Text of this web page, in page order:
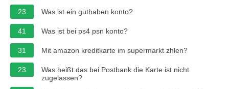
23 Was ist ein guthaben konto?
41 Was ist bei ps4 psn konto?
31 Mit amazon kreditkarte im supermarkt zhlen?
23
Was heißt das bei Postbank die Karte ist nicht
zugelassen?